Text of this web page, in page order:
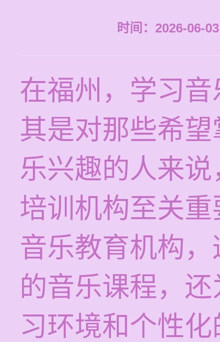
时间：2026-06-
在福州，学习
其是对那些希
乐兴趣的人来
培训机构至关
音乐教育机构
的音乐课程，
习环境和个性